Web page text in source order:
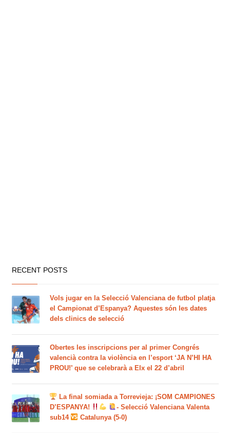
RECENT POSTS
Vols jugar en la Selecció Valenciana de futbol platja
el Campionat d’Espanya? Aquestes són les dates
dels clinics de selecció
Obertes les inscripcions per al primer Congrés
valencià contra la violència en l’esport ‘JA N’HI HA
PROU!’ que se celebrarà a Elx el 22 d’abril
La final somiada a Torrevieja: ¡SOM CAMPIONES
D’ESPANYA!
- Selecció Valenciana Valenta
sub14
Catalunya (5-0)